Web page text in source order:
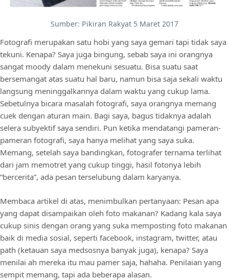
Sumber: Pikiran Rakyat 5 Maret 2017
Fotografi merupakan satu hobi yang saya gemari tapi tidak saya
tekuni. Kenapa? Saya juga bingung, sebab saya ini orangnya
sangat moody dalam menekuni sesuatu. Bisa suatu saat
bersemangat atas suatu hal baru, namun bisa saja sekali waktu
langsung meninggalkannya dalam waktu yang cukup lama.
Sebetulnya bicara masalah fotografi, saya orangnya memang
cuek dengan aturan main. Bagi saya, bagus tidaknya adalah
selera subyektif saya sendiri. Pun ketika mendatangi pameran-
pameran fotografi, saya hanya melihat yang saya suka.
Memang, setelah saya bandingkan, fotografer ternama terlihat
dari jam memotret yang cukup tinggi, hasil fotonya lebih
“bercerita”, ada pesan terselubung dalam karyanya.
Membaca artikel di atas, menimbulkan pertanyaan: Pesan apa
yang dapat disampaikan oleh foto makanan? Kadang kala saya
cukup sinis dengan orang yang suka memposting foto makanan
baik di media sosial, seperti facebook, instagram, twitter, atau
path (ketauan saya medsosnya banyak juga), kenapa? Saya
menilai ah mereka itu mau pamer saja, hahaha. Penilaian yang
sempit memang, tapi ada beberapa alasan.